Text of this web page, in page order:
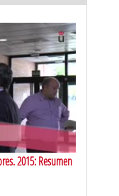
2015: Resumen